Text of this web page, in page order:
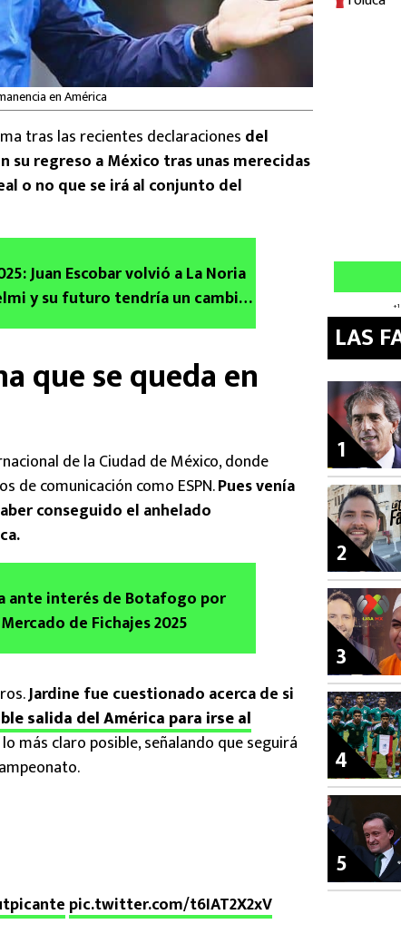
en América
tras las recientes declaraciones del
su regreso a México tras unas merecidas
o no que se irá al conjunto del
Juan Escobar volvió a La Noria
y su futuro tendría un cambio
que se queda en
de la Ciudad de México, donde
de comunicación como ESPN.Pues venía
conseguido el anhelado
ante interés de Botafogo por
de Fichajes 2025
Jardine fue cuestionado acerca de si
salida del América para irse al
más claro posible, señalando que seguirá
pic.twitter.com/t6IAT2X2xV
LAS
1
2
3
4
5